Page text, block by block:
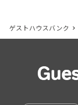
ゲストハウスバンク >